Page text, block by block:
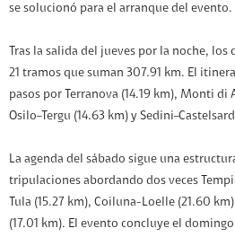
se solucionó para el arranque del evento.
Tras la salida del jueves por la noche,
21 tramos que suman 307.91 km. El
pasos por Terranova (14.19 km), Monti di
Osilo–Tergu (14.63 km) y
La agenda del sábado sigue una
tripulaciones abordando dos veces
Tula (15.27 km), Coiluna-Loelle (21.60
(17.01 km). El evento concluye el